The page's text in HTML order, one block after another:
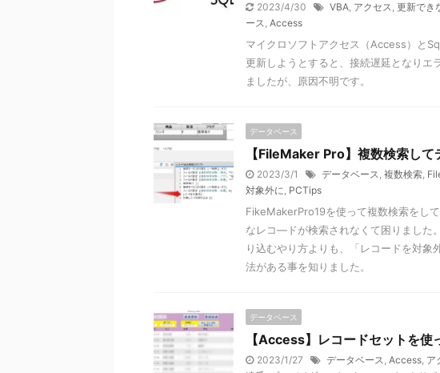
2023/4/30 VBA, アクセス, 更新でき
ース, Access
マイクロソフトアクセス（Access）と
更新しようとすると、接続遅延となりエ
ましたが、原因不明です。
データベース
【FileMaker Pro】複数検索し
2023/3/1 データベース, 複数検索,
対象外に, PCTips
FikeMakerPro19を使って複数検索をし
なレコ―ドが検索されなくて困りました
り込むやり方よりも、「レコードを対
法がある事を知りました。
データベース
【Access】レコードセットを使
2023/1/27 データベース, Access, ア